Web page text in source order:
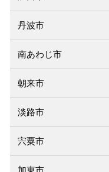
丹波市
南あわじ市
朝来市
淡路市
宍粟市